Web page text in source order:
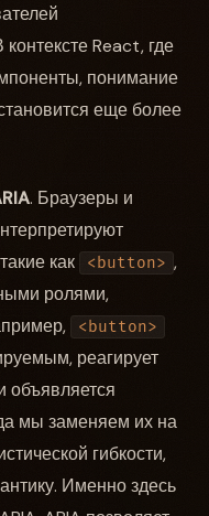
React, где
понимание
еще более
. Браузеры и
как
<button> ,
ролями,
<button>
реагирует
объявляется
мы заменяем их на
гибкости,
Именно здесь